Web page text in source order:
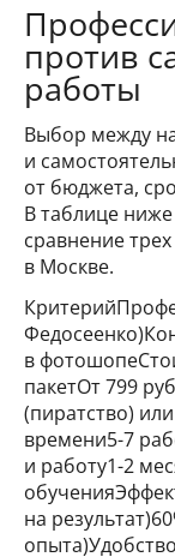
против
работы
Выбор между
и
от бюджета,
В таблице
сравнение
в Москве.
в
пакетОт 799
(пиратство)
времени5-7
и работу1-2
на